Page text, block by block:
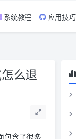
系统教程 应用技巧
么退
包含了很多